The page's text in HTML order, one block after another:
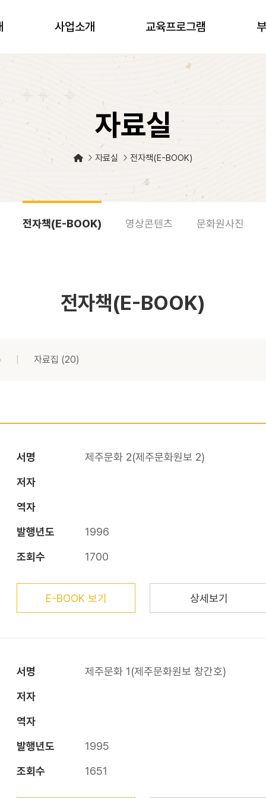
사업소개 교육프로그램
자료실
자료실 전자책(E-BOOK)
전자책(E-BOOK) 영상콘텐츠 문화원사진
전자책(E-BOOK)
자료집 (20)
서명
제주문화 2(제주문화원보 2)
저자
역자
발행년도
1996
조회수
1700
E-BOOK 보기 상세보기
서명
제주문화 1(제주문화원보 창간호)
저자
역자
발행년도
1995
조회수
1651